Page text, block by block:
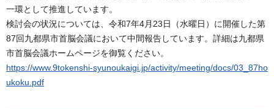
一環として推進しています。
検討会の状況については、令和7年4月23日（水曜日）に開催した第
87回九都県市首脳会議において中間報告しています。詳細は九都県
市首脳会議ホームページを御覧ください。
https://www.9tokenshi-syunoukaigi.jp/activity/meeting/docs/03_87ho
ukoku.pdf